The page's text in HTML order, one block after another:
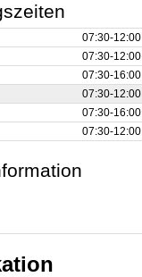
07:30‑12:00
07:30‑12:00
07:30‑16:00
07:30‑12:00
07:30‑16:00
07:30‑12:00